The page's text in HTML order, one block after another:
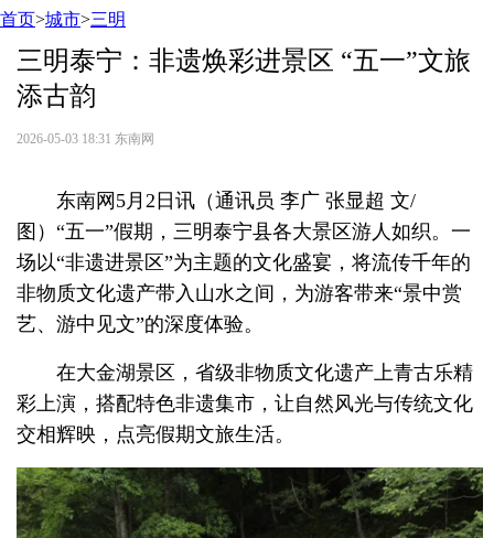
首页>城市>三明
三明泰宁：非遗焕彩进景区 “五一”文旅
添古韵
2026-05-03 18:31 东南网
东南网5月2日讯（通讯员 李广 张显超 文/
图）“五一”假期，三明泰宁县各大景区游人如织。一
场以“非遗进景区”为主题的文化盛宴，将流传千年的
非物质文化遗产带入山水之间，为游客带来“景中赏
艺、游中见文”的深度体验。
在大金湖景区，省级非物质文化遗产上青古乐精
彩上演，搭配特色非遗集市，让自然风光与传统文化
交相辉映，点亮假期文旅生活。